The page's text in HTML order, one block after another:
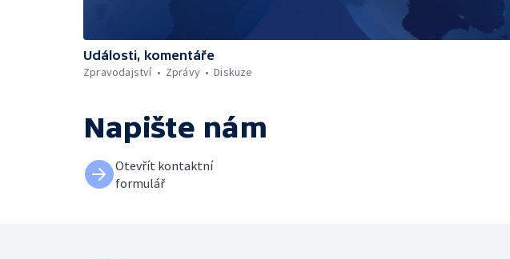
Události, komentáře
Zpravodajství
Zprávy Diskuze
Napište nám
Otevřít kontaktní
formulář